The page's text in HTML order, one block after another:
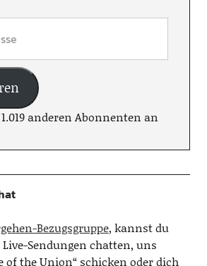
anderen Abonnenten an
Bezugsgruppe, kannst du
Sendungen chatten, uns
of the Union“ schicken oder dich